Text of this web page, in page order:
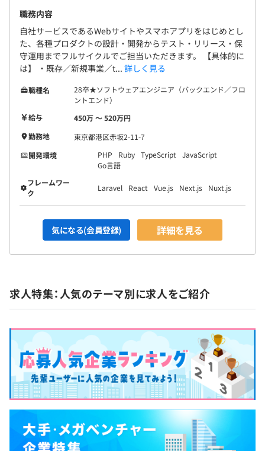
Docker、Terraform、AWS CloudFormation、Ansible、
Amazon ECS、Datadog、Amazon CloudWatch
Elasticsearch、Amazon Redshift、Amazon Kinesis
ーのスピード感 × 東証プライム上場の資本力」のバラン
スが良い環境のなかで、サービスドリブンで考える主体的
なメンバーとともに、DXの力で事業をグロースしたり、
新規事業にチャレンジできる環境があります。
の高い環境です。
勉強会や書籍やセミナー費の全額補助、リモートワークや
無期雇用
の職種はもちろん、経営層や、エンドユーザーとも
気軽にすり合わせができる環境です。 ・エンジニア
サポート制度 支給するPCはOSが選択可能。周辺機器
など原則ご希望に応じます。また、「テック企業に追
いついてやる！」とアンテナ高く情報収集を怠らな
いメンバーを、会社側もバックアップ。社内勉強会
はもちろん、会社負担で外部のスキルアップセミナ
ーに参加したり、書籍を無料購入できる制度も用意
しています。 ・幅広いキャリアアップの選択肢 プロ
ジェクトアサイン時もキャリア選択時も、個々の経
験・強み・希望を最大限に加味しています。お任せす
るプロジェクトは、BtoC向けWebサービス・スマホ
アプリ、BtoB向けのSaaSや社内業務システム、それ
ぞれ新規立ち上げ・グロースハック・リニューアル
など幅広い種類があります。バリバリスキルアップし
たい人も、ワークライフバランスを重視したい人
も、そのときの状況に合わせた働き方を選択可能で
す。もちろん副業もOK。 キャリアアップの道も豊
ジニアリングマネジャー、BPO推進。数年後に誕生
予定のCTO、VPoEのポストも空いています。 まだま
ち受けるのは、組織のさらなるつくり込みと、業務
領域の拡大です。数年で数倍の組織にしたいと思って
います。そのための立ち上げから組織規模に関わらず
価値を素早く提供できる、組織づくりを楽しめる方
のご応募をお待ちしています。
職務内容
自社サービスであるWebサイトやスマホアプリをはじめとし
た、各種プロダクトの設計・開発からテスト・リリース・保
守運用までフルサイクルでご担当いただきます。 【具体的に
は】 ・既存／新規事業／t... 詳しく見る
職種名
28卒★ソフトウェアエンジニア（バックエンド／フロ
ントエンド）
給与
450万 〜 520万円
勤務地
東京都港区赤坂2-11-7
開発環境
PHP Ruby TypeScript
JavaScript
Go言語
フレームワー
ク
Laravel React Vue.js Next.js Nuxt.js
気になる(会員登録) 詳細を見る
求人特集：人気のテーマ別に求人をご紹介